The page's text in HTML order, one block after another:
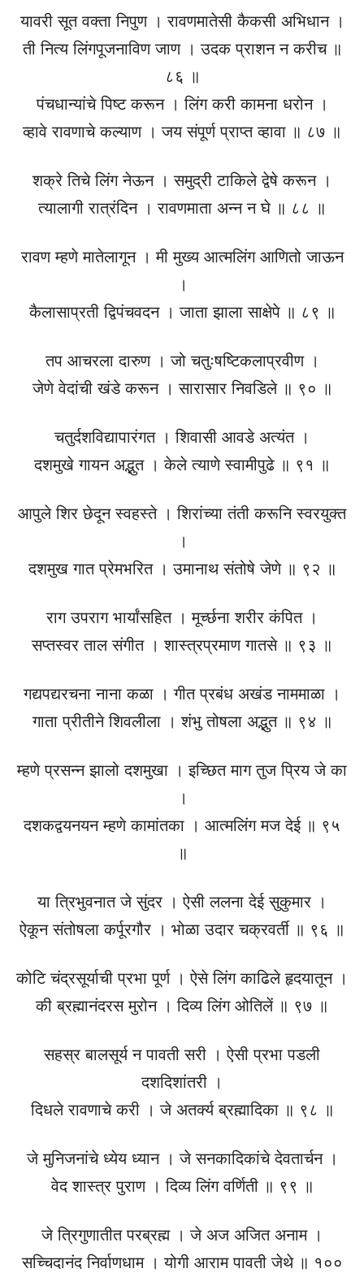
यावरी सूत वक्ता निपुण । रावणमातेसी कैकसी अभिधान ।
ती नित्य लिंगपूजनाविण जाण । उदक प्राशन न करीच ॥
८६ ॥
पंचधान्यांचे पिष्ट करून । लिंग करी कामना धरोन ।
व्हावे रावणाचे कल्याण । जय संपूर्ण प्राप्त व्हावा ॥ ८७ ॥
शक्रे तिचे लिंग नेऊन । समुद्री टाकिले द्वेषे करून ।
त्यालागी रात्रंदिन । रावणमाता अन्न न घे ॥ ८८ ॥
रावण म्हणे मातेलागून । मी मुख्य आत्मलिंग आणितो जाऊन
।
कैलासाप्रती द्विपंचवदन । जाता झाला साक्षेपे ॥ ८९ ॥
तप आचरला दारुण । जो चतुःषष्टिकलाप्रवीण ।
जेणे वेदांची खंडे करून । सारासार निवडिले ॥ ९० ॥
चतुर्दशविद्यापारंगत । शिवासी आवडे अत्यंत ।
दशमुखे गायन अद्भुत । केले त्याणे स्वामीपुढे ॥ ९१ ॥
आपुले शिर छेदून स्वहस्ते । शिरांच्या तंती करूनि स्वरयुक्त
।
दशमुख गात प्रेमभरित । उमानाथ संतोषे जेणे ॥ ९२ ॥
राग उपराग भार्यांसहित । मूर्च्छना शरीर कंपित ।
सप्तस्वर ताल संगीत । शास्त्रप्रमाण गातसे ॥ ९३ ॥
गद्यपद्यरचना नाना कळा । गीत प्रबंध अखंड नाममाळा ।
गाता प्रीतीने शिवलीला । शंभु तोषला अद्भुत ॥ ९४ ॥
म्हणे प्रसन्न झालो दशमुखा । इच्छित माग तुज प्रिय जे का
।
दशकद्वयनयन म्हणे कामांतका । आत्मलिंग मज देई ॥ ९५
॥
या त्रिभुवनात जे सुंदर । ऐसी ललना देई सुकुमार ।
ऐकून संतोषला कर्पूरगौर । भोळा उदार चक्रवर्ती ॥ ९६ ॥
कोटि चंद्रसूर्याची प्रभा पूर्ण । ऐसे लिंग काढिले हृदयातून ।
की ब्रह्मानंदरस मुरोन । दिव्य लिंग ओतिलें ॥ ९७ ॥
सहस्र बालसूर्य न पावती सरी । ऐसी प्रभा पडली
दशदिशांतरी ।
दिधले रावणाचे करी । जे अतर्क्य ब्रह्मादिका ॥ ९८ ॥
जे मुनिजनांचे ध्येय ध्यान । जे सनकादिकांचे देवतार्चन ।
वेद शास्त्र पुराण । दिव्य लिंग वर्णिती ॥ ९९ ॥
जे त्रिगुणातीत परब्रह्म । जे अज अजित अनाम ।
सच्चिदानंद निर्वाणधाम । योगी आराम पावती जेथे ॥ १००